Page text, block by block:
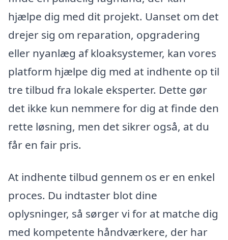
hjælpe dig med dit projekt. Uanset om det
drejer sig om reparation, opgradering
eller nyanlæg af kloaksystemer, kan vores
platform hjælpe dig med at indhente op til
tre tilbud fra lokale eksperter. Dette gør
det ikke kun nemmere for dig at finde den
rette løsning, men det sikrer også, at du
får en fair pris.
At indhente tilbud gennem os er en enkel
proces. Du indtaster blot dine
oplysninger, så sørger vi for at matche dig
med kompetente håndværkere, der har